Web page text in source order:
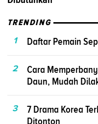
TRENDING
1
Daftar Pemain
2
Cara
Daun, Mudah
3
7 Drama Korea
Ditonton